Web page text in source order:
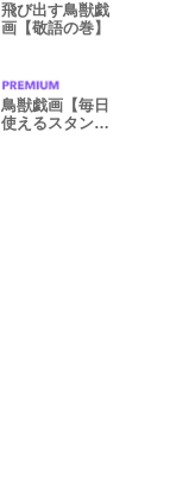
飛び出す鳥獣戯
画【敬語の巻】
鳥獣戯画【毎日
使えるスタン